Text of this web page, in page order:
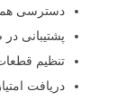
دسترسی
پشتیبانی
تنظیم
دریافت